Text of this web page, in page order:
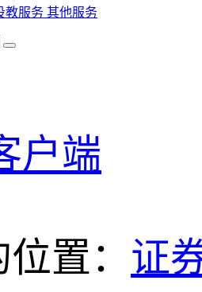
教服务 其他服务
户端
置： 证